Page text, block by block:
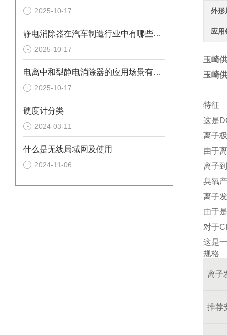
2025-10-17
静电消除器在汽车制造行业中有哪些应用场景
2025-10-17
电离中和型静电消除器的应用场景有哪些
2025-10-17
硬度计分类
2024-03-11
什么是无线局域网及使用
2024-11-06
外形
应用
玉崎
玉崎
特征
这是
离子
由于
离子
臭氧
离子
由于
对于
这是
规格
离子
推荐